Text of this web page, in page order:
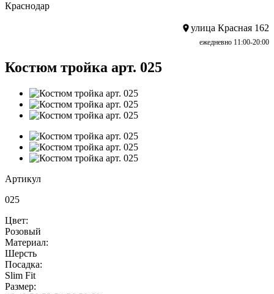
Краснодар
улица Красная 162
ежедневно 11:00-20:00
Костюм тройка арт. 025
Артикул
025
Цвет:
Розовый
Материал:
Шерсть
Посадка:
Slim Fit
Размер: